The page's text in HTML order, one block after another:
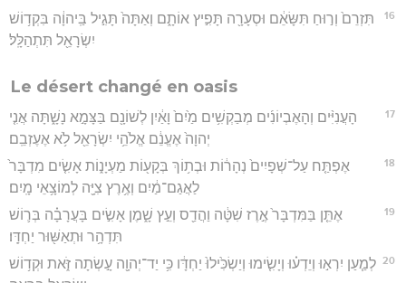
16
תִּזְרֵם֙ וְר֣וּחַ תִּשָּׂאֵ֔ם וּסְעָרָ֖ה תָּפִ֣יץ אוֹתָ֑ם וְאַתָּה֙ תָּגִ֣יל בַּֽיהוָ֔ה בִּקְד֥וֹשׁ
יִשְׂרָאֵ֖ל תִּתְהַלָּֽל׃
Le désert changé en oasis
17
הָעֲנִיִּ֨ים וְהָאֶבְיוֹנִ֜ים מְבַקְשִׁ֥ים מַ֙יִם֙ וָאַ֔יִן לְשׁוֹנָ֖ם בַּצָּמָ֣א נָשָׁ֑תָּה אֲנִ֤י
יְהוָה֙ אֶעֱנֵ֔ם אֱלֹהֵ֥י יִשְׂרָאֵ֖ל לֹ֥א אֶעֶזְבֵֽם׃
18
אֶפְתַּ֤ח עַל־שְׁפָיִים֙ נְהָר֔וֹת וּבְת֥וֹךְ בְּקָע֖וֹת מַעְיָנ֑וֹת אָשִׂ֤ים מִדְבָּר֙
לַאֲגַם־מַ֔יִם וְאֶ֥רֶץ צִיָּ֖ה לְמוֹצָ֥אֵי מָֽיִם׃
19
אֶתֵּ֤ן בַּמִּדְבָּר֙ אֶ֣רֶז שִׁטָּ֔ה וַהֲדַ֖ס וְעֵ֣ץ שָׁ֑מֶן אָשִׂ֣ים בָּעֲרָבָ֗ה בְּר֛וֹשׁ
תִּדְהָ֥ר וּתְאַשּׁ֖וּר יַחְדָּֽו׃
20
לְמַ֧עַן יִרְא֣וּ וְיֵדְע֗וּ וְיָשִׂ֤ימוּ וְיַשְׂכִּ֙ילוּ֙ יַחְדָּ֔ו כִּ֥י יַד־יְהוָ֖ה עָ֣שְׂתָה זֹּ֑את וּקְד֥וֹשׁ